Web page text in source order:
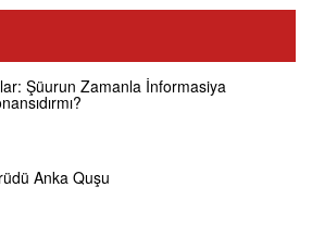
Şüurun Zamanla İnformasiya
Anka Quşu